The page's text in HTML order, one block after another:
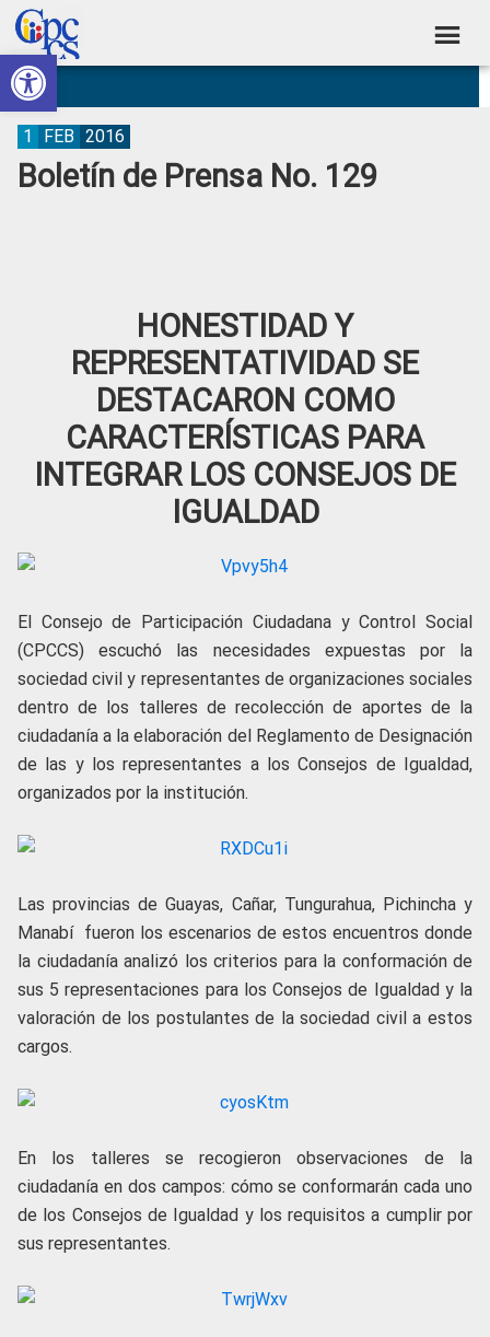
Abrir barra de herramientas
Skip
to
primary
navigation
Skip
to
main
content
Skip
to
primary
sidebar
Skip
to
footer
Consejo
de
Participación
Ciudadana
Construyendo
Poder
Ciudadano
Boletín de Prensa No. 129
1 FEB 2016
HONESTIDAD Y
REPRESENTATIVIDAD SE
DESTACARON COMO
CARACTERÍSTICAS PARA
INTEGRAR LOS CONSEJOS DE
IGUALDAD
El Consejo de Participación Ciudadana y Control Social
(CPCCS) escuchó las necesidades expuestas por la
sociedad civil y representantes de organizaciones sociales
dentro de los talleres de recolección de aportes de la
ciudadanía a la elaboración del Reglamento de Designación
de las y los representantes a los Consejos de Igualdad,
organizados por la institución.
Las provincias de Guayas, Cañar, Tungurahua, Pichincha y
Manabí fueron los escenarios de estos encuentros donde
la ciudadanía analizó los criterios para la conformación de
sus 5 representaciones para los Consejos de Igualdad y la
valoración de los postulantes de la sociedad civil a estos
cargos.
En los talleres se recogieron observaciones de la
ciudadanía en dos campos: cómo se conformarán cada uno
de los Consejos de Igualdad y los requisitos a cumplir por
sus representantes.